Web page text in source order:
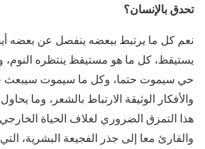
تحدقبالإنسان؟
نعم كل ما يرتبط ببعضه ينفصل عن بعضه
يستيقظ، كل ما هو مستيقظ ينتظره النوم،
حي سيموت حتما، وكل ما سيموت سيبعث
والأفكار الوثيقة الارتباط بالشعر، وما
هذا التمزق الضروري لغلاف الحياة
والقارئ معا إلى جذر الفجيعة البشرية، التي